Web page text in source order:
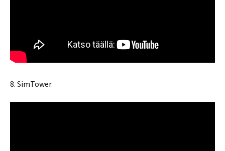
8. SimTower